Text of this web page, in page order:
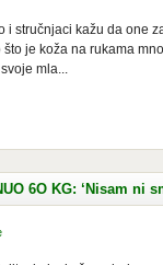
i stručnjaci kažu da one
je koža na rukama
mla...
6O KG: ‘Nisam ni